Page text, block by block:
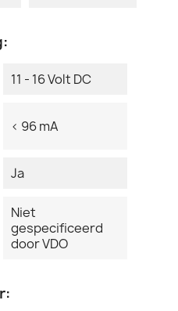
11 - 16 Volt DC
< 96 mA
Ja
Niet
gespecificeerd
door VDO